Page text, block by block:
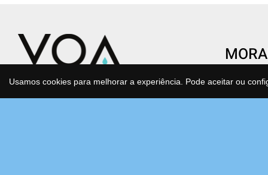
Transforme o gesto de beber água
Usamos cookies para melhorar a experiência. Pode aceitar ou